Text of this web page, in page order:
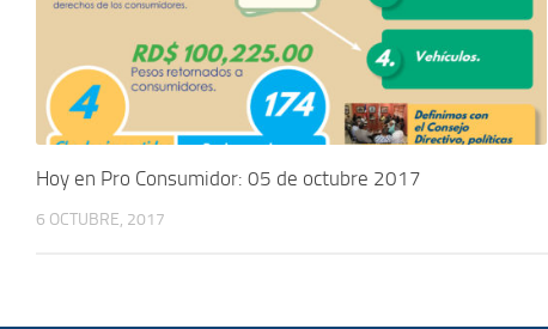
Hoy en Pro Consumidor: 05 de octubre 2017
6 OCTUBRE, 2017